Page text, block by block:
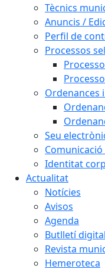
Tècnics
Anuncis /
Perfil de
Processos
Ordenances
Seu
Identitat
Actualitat
Notícies
Avisos
Agenda
Butlletí digital
Revista
Hemeroteca